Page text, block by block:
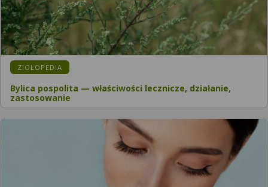
KATEGORIA:
ZIOŁOPEDIA
Bylica pospolita — właściwości lecznicze, działanie,
zastosowanie